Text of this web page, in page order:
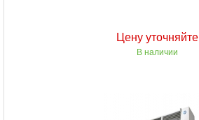
Цену уточняйте
В наличии